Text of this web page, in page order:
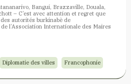
Bangui, Brazzaville, Douala,
– C’est avec attention et regret que
autorités burkinabè de
l’Association Internationale des Maires
Diplomatie des villes Francophonie